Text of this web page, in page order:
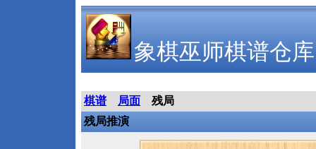
象棋巫师棋谱仓库
棋谱 局面
残局
残局推演